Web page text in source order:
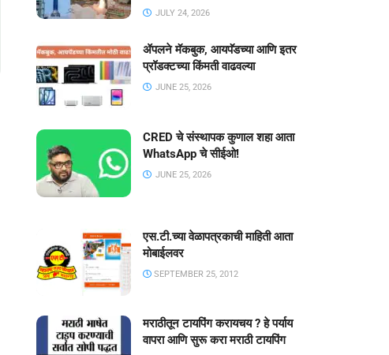
JULY 24, 2026
ॲपलने मॅकबुक, आयपॅडच्या आणि इतर
प्रॉडक्टच्या किंमती वाढवल्या
JUNE 25, 2026
CRED चे संस्थापक कुणाल शहा आता
WhatsApp चे सीईओ!
JUNE 25, 2026
एस.टी.च्या वेळापत्रकाची माहिती आता
मोबाईलवर
SEPTEMBER 25, 2012
मराठीतून टायपिंग करायचय ? हे पर्याय
वापरा आणि सुरू करा मराठी टायपिंग